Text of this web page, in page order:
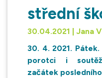
střední
30.04.2021 | Jana
30. 4. 2021.
porotci i
začátek